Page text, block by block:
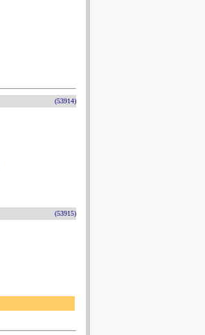
(53914)
(53915)